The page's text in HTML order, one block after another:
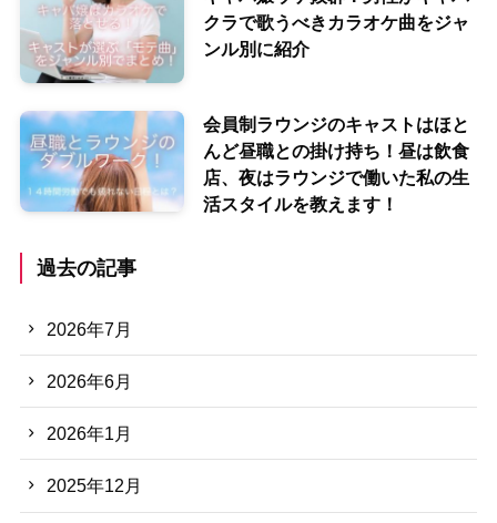
クラで歌うべきカラオケ曲をジャ
ンル別に紹介
会員制ラウンジのキャストはほと
んど昼職との掛け持ち！昼は飲食
店、夜はラウンジで働いた私の生
活スタイルを教えます！
過去の記事
2026年7月
2026年6月
2026年1月
2025年12月